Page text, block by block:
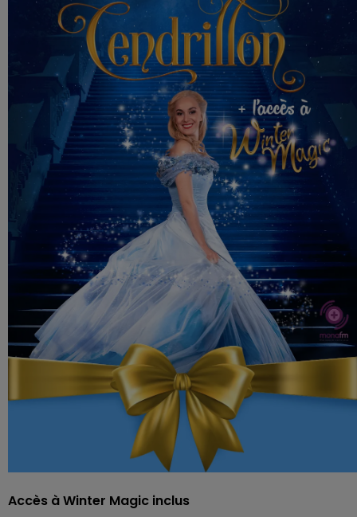
Accès à Winter Magic inclus